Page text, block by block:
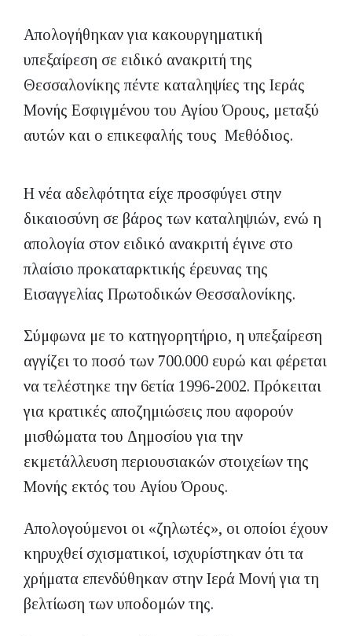
Απολογήθηκαν για κακουργηματική
υπεξαίρεση σε ειδικό ανακριτή της
Θεσσαλονίκης πέντε καταληψίες της Ιεράς
Μονής Εσφιγμένου του Αγίου Όρους, μεταξύ
αυτών και ο επικεφαλής τους Μεθόδιος.
Η νέα αδελφότητα είχε προσφύγει στην
δικαιοσύνη σε βάρος των καταληψιών, ενώ η
απολογία στον ειδικό ανακριτή έγινε στο
πλαίσιο προκαταρκτικής έρευνας της
Εισαγγελίας Πρωτοδικών Θεσσαλονίκης.
Σύμφωνα με το κατηγορητήριο, η υπεξαίρεση
αγγίζει το ποσό των 700.000 ευρώ και φέρεται
να τελέστηκε την 6ετία 1996-2002. Πρόκειται
για κρατικές αποζημιώσεις που αφορούν
μισθώματα του Δημοσίου για την
εκμετάλλευση περιουσιακών στοιχείων της
Μονής εκτός του Αγίου Όρους.
Απολογούμενοι οι «ζηλωτές», οι οποίοι έχουν
κηρυχθεί σχισματικοί, ισχυρίστηκαν ότι τα
χρήματα επενδύθηκαν στην Ιερά Μονή για τη
βελτίωση των υποδομών της.